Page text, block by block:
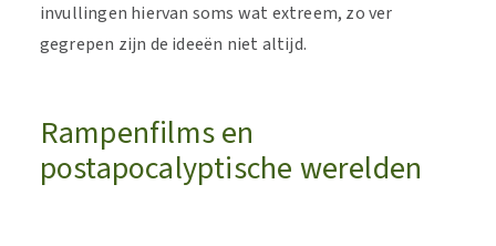
invullingen hiervan soms wat extreem, zo ver
gegrepen zijn de ideeën niet altijd.
Rampenfilms en
postapocalyptische werelden